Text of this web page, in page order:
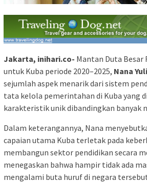
Jakarta, inihari.co- Mantan Duta Besar
untuk Kuba periode 2020–2025, Nana
sejumlah aspek menarik dari sistem
tata kelola pemerintahan di Kuba yang
karakteristik unik dibandingkan banyak
Dalam keterangannya, Nana
capaian utama Kuba terletak pada
membangun sektor pendidikan secara
menegaskan bahwa hampir tidak ada
mengalami buta huruf di negara